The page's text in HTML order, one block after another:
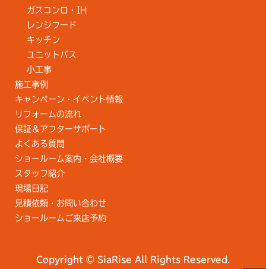
ガスコンロ・IH
レンジフード
キッチン
ユニットバス
小工事
施工事例
キャンペーン・イベント情報
リフォームの流れ
保証＆アフターサポート
よくある質問
ショールーム案内・会社概要
スタッフ紹介
現場日記
見積依頼・お問い合わせ
ショールームご来店予約
Copyright © SiaRise All Rights Reserved.